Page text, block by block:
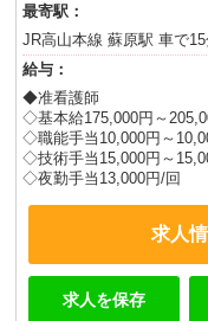
最寄駅：
JR高山本線 蘇原駅 車で15
給与：
◆准看護師
◇基本給175,000円～
◇職能手当10,000円～
◇技術手当15,000円～
◇夜勤手当13,000円/回
求人
求人を保存